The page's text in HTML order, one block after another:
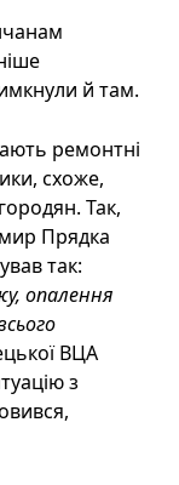
й там.
ремонтні
схоже,
Так,
Прядка
так:
опалення
ВЦА
з